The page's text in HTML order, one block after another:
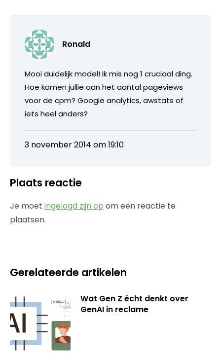
Ronald
Mooi duidelijk model! Ik mis nog 1 cruciaal ding.
Hoe komen jullie aan het aantal pageviews
voor de cpm? Google analytics, awstats of
iets heel anders?
3 november 2014 om 19:10
Plaats reactie
Je moet ingelogd zijn op om een reactie te
plaatsen.
Gerelateerde artikelen
Wat Gen Z écht denkt over
GenAI in reclame